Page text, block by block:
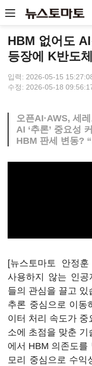
HBM 없어도
등장에 K반도체
입력: 2026-05-15
수정: 2026-05-18
오픈AI·AWS, 세
AI ‘추론’ 중요성
HBM 판세 변동?
[뉴스토마토 안정
사용하지 않는 인
들의 관심을 끌고 있
추론 중심으로 이동
이터 처리 속도가 중
소에 초점을 맞춘 기
에서 HBM 의존도를
모리 중심으로 수익